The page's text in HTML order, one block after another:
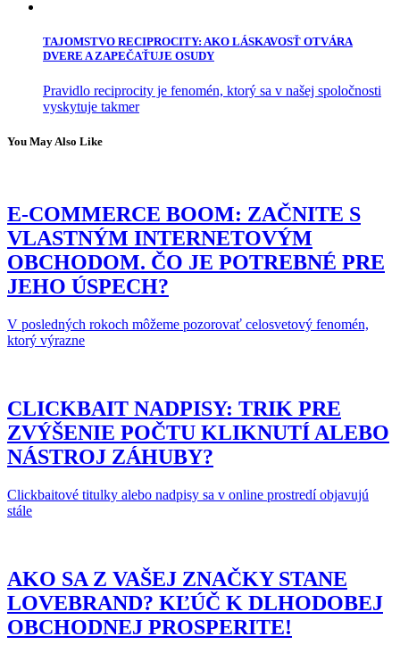
TAJOMSTVO RECIPROCITY: AKO LÁSKAVOSŤ OTVÁRA
DVERE A ZAPEČAŤUJE OSUDY
Pravidlo reciprocity je fenomén, ktorý sa v našej spoločnosti
vyskytuje takmer
You May Also Like
E-COMMERCE BOOM: ZAČNITE S
VLASTNÝM INTERNETOVÝM
OBCHODOM. ČO JE POTREBNÉ PRE
JEHO ÚSPECH?
V posledných rokoch môžeme pozorovať celosvetový fenomén,
ktorý výrazne
CLICKBAIT NADPISY: TRIK PRE
ZVÝŠENIE POČTU KLIKNUTÍ ALEBO
NÁSTROJ ZÁHUBY?
Clickbaitové titulky alebo nadpisy sa v online prostredí objavujú
stále
AKO SA Z VAŠEJ ZNAČKY STANE
LOVEBRAND? KĽÚČ K DLHODOBEJ
OBCHODNEJ PROSPERITE!